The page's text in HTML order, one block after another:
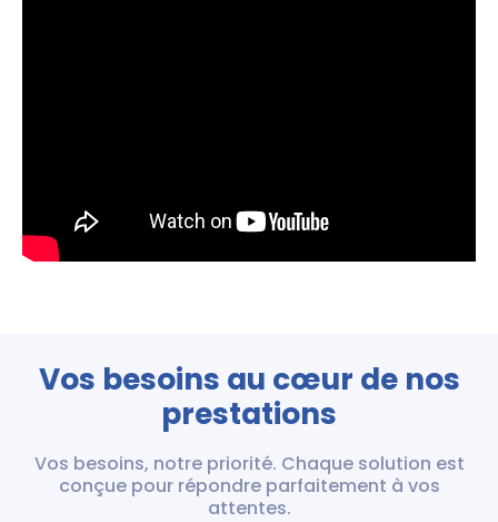
Vos besoins au cœur de nos
prestations
Vos besoins, notre priorité. Chaque solution est
conçue pour répondre parfaitement à vos
attentes.